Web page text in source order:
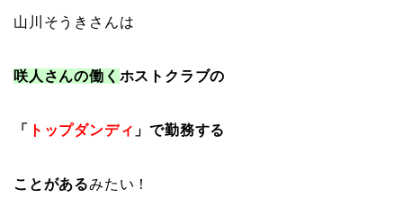
山川そうきさんは
咲人さんの働く ホストクラブの
「 トップダンディ 」で勤務する
ことがあるみたい！